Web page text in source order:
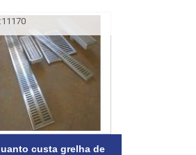
11170
custa grelha de